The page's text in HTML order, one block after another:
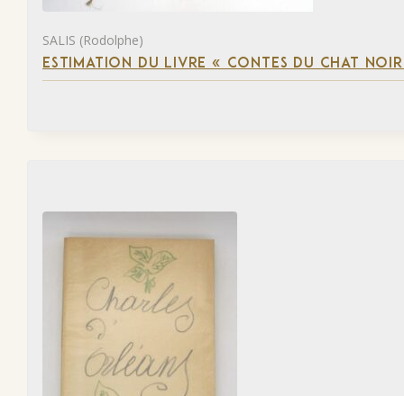
SALIS (Rodolphe)
ESTIMATION DU LIVRE « CONTES DU CHAT